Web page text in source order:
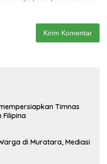
Timnas
Filipina
di Muratara, Mediasi